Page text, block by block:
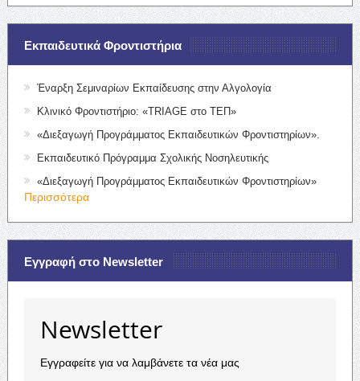
Εκπαιδευτικά Φροντιστήρια
Έναρξη Σεμιναρίων Εκπαίδευσης στην Αλγολογία
Κλινικό Φροντιστήριο: «TRIAGE στο ΤΕΠ»
«Διεξαγωγή Προγράμματος Εκπαιδευτικών Φροντιστηρίων».
Εκπαιδευτικό Πρόγραμμα Σχολικής Νοσηλευτικής
«Διεξαγωγή Προγράμματος Εκπαιδευτικών Φροντιστηρίων»
Περισσότερα
Εγγραφή στο Newsletter
Newsletter
Εγγραφείτε για να λαμβάνετε τα νέα μας